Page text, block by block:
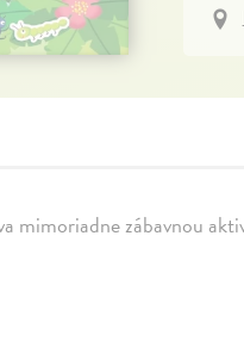
mimoriadne zábavnou